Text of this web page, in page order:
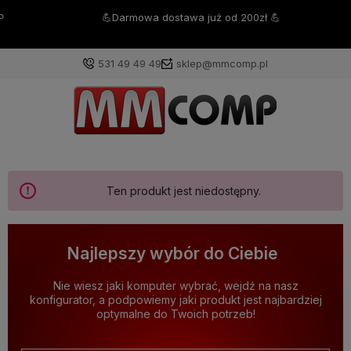
💪Darmowa dostawa już od 200zł 💪
531 49 49 49 sklep@mmcomp.pl
Ten produkt jest niedostępny.
Najlepszy wybór do Ciebie
Nie wiesz jaki komputer wybrać, wejdź na nasz
konfigurator, a podpowiemy jaki produkt jest najbardziej
optymalne do Twoich potrzeb!